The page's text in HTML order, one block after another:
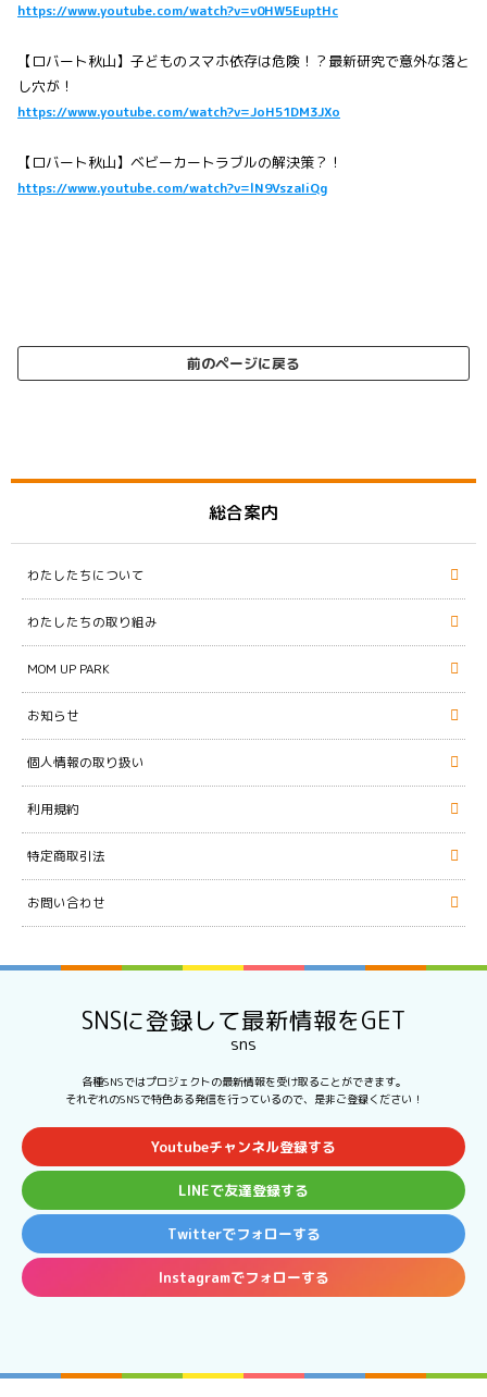
https://www.youtube.com/watch?v=v0HW5EuptHc
【ロバート秋山】子どものスマホ依存は危険！？最新研究で意外な落と
し穴が！
https://www.youtube.com/watch?v=JoH51DM3JXo
【ロバート秋山】ベビーカートラブルの解決策？！
https://www.youtube.com/watch?v=lN9VszaIiQg
前のページに戻る
総合案内
わたしたちについて
わたしたちの取り組み
MOM UP PARK
お知らせ
個人情報の取り扱い
利用規約
特定商取引法
お問い合わせ
SNSに登録して最新情報をGET
sns
各種SNSではプロジェクトの最新情報を受け取ることができます。
それぞれのSNSで特色ある発信を行っているので、是非ご登録ください！
Youtubeチャンネル登録する
LINEで友達登録する
Twitterでフォローする
Instagramでフォローする